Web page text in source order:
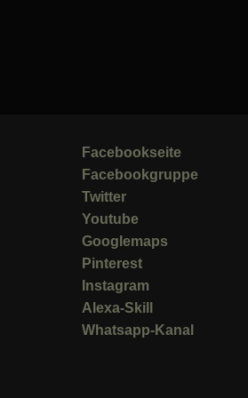
Facebookseite
Facebookgruppe
Twitter
Youtube
Googlemaps
Pinterest
Instagram
Alexa-Skill
Whatsapp-Kanal